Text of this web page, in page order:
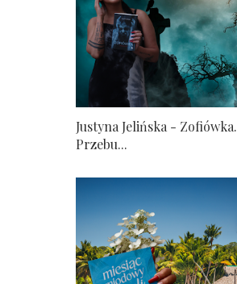
Justyna Jelińska - Zofiówka.
Przebu...